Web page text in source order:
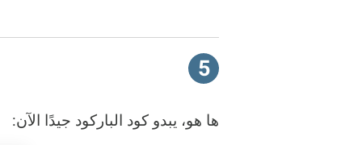
5
ها هو، يبدو كود الباركود جيدًا الآن: